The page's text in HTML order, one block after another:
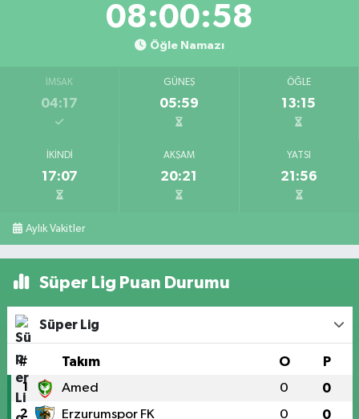
08:00:58
Öğle Namazı
İMSAK
04:17
GÜNEŞ
05:59
ÖĞLE
13:15
İKINDI
17:07
AKŞAM
20:21
YATSI
21:56
Aylık Vakitler
Süper Lig Puan Durumu
Süper Lig
# Takım O P
1 Amed 0 0
2 Erzurumspor FK 0 0